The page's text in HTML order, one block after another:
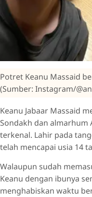
Potret Keanu Massaid
(Sumber: Instagram/
Keanu Jabaar Massaid
Sondakh dan almarhum
terkenal. Lahir pada
telah mencapai usia 14
Walaupun sudah
Keanu dengan ibunya
menghabiskan waktu